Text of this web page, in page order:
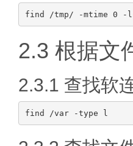
2.3 根据文
2.3.1 查找软